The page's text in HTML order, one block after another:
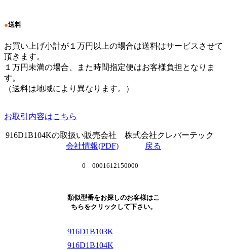
●送料
お買い上げ小計が１万円以上の場合は送料はサービスさせて
頂きます。
１万円未満の場合、また時間指定便はお客様負担となりま
す。
（送料は地域により異なります。）
お取引内容はこちら
916D1B104Kの取扱い販売会社 株式会社クレバーテック
会社情報(PDF)
戻る
0 0001612150000
類似型番をお探しのお客様はこ
ちらをクリックして下さい。
916D1B103K
916D1B104K